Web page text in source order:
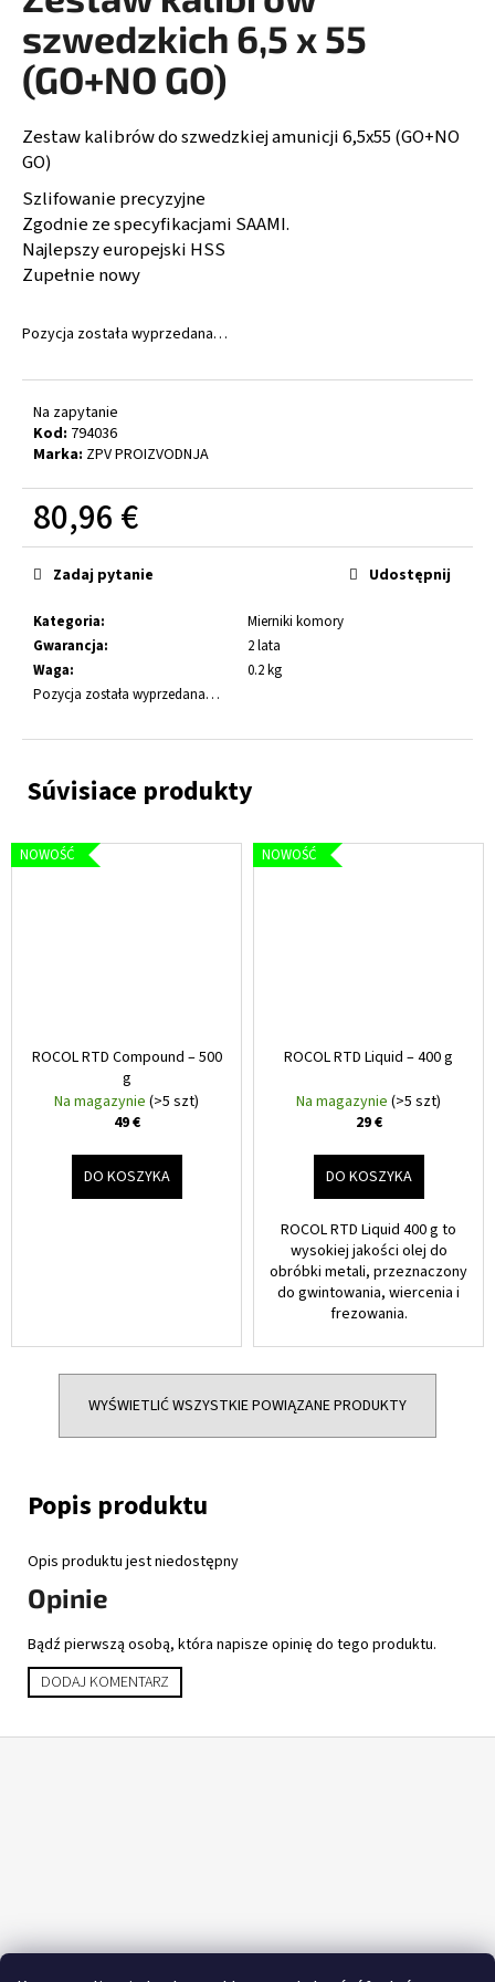
na
5
gwiazdek.
szwedzkich 6,5 x 55
(GO+NO GO)
Zestaw kalibrów do szwedzkiej amunicji 6,5x55 (GO+NO
GO)
Szlifowanie precyzyjne
Zgodnie ze specyfikacjami SAAMI.
Najlepszy europejski HSS
Zupełnie nowy
Pozycja została wyprzedana…
Na zapytanie
Kod: 794036
Marka: ZPV PROIZVODNJA
80,96 €
Cena
jednostkowa:
Kategoria:
Mierniki komory
Gwarancja:
2 lata
Waga:
0.2 kg
Pozycja została wyprzedana…
Zadaj pytanie Udostępnij
NOWOŚĆ
ROCOL RTD Compound – 500
g
Na magazynie (>5 szt)
49 €
DO KOSZYKA
NOWOŚĆ
ROCOL RTD Liquid – 400 g
Na magazynie (>5 szt)
29 €
DO KOSZYKA
ROCOL RTD Liquid 400 g to
wysokiej jakości olej do
obróbki metali, przeznaczony
do gwintowania, wiercenia i
frezowania.
WYŚWIETLIĆ WSZYSTKIE POWIĄZANE PRODUKTY
Opis produktu jest niedostępny
Opinie
Bądź pierwszą osobą, która napisze opinię do tego produktu.
DODAJ KOMENTARZ
SZUKAJ
o
l
e
c
m
HLAVŇOVINA
7,65
BR.
51